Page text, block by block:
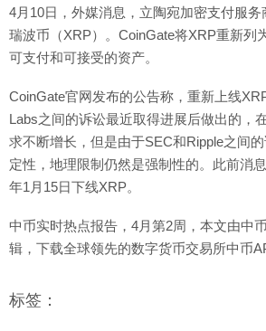
4月10日，外媒消息，立陶宛加密支付服务
瑞波币（XRP）。CoinGate将XRP重新列
可支付和可接受的资产。
CoinGate官网发布的公告称，重新上线
Labs之间的诉讼最近取得进展后做出的，
求不断增长，但是由于SEC和Ripple之间
定性，地理限制仍然是强制性的。此前消
年1月15日下线XRP。
中币实时热点报告，4月第2周，本文由中
辑，下载全球领先的数字货币交易所中币
标签：